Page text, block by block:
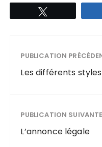
PUBLICATION
Les différents
PUBLICATION SUIVANTE
L’annonce légale